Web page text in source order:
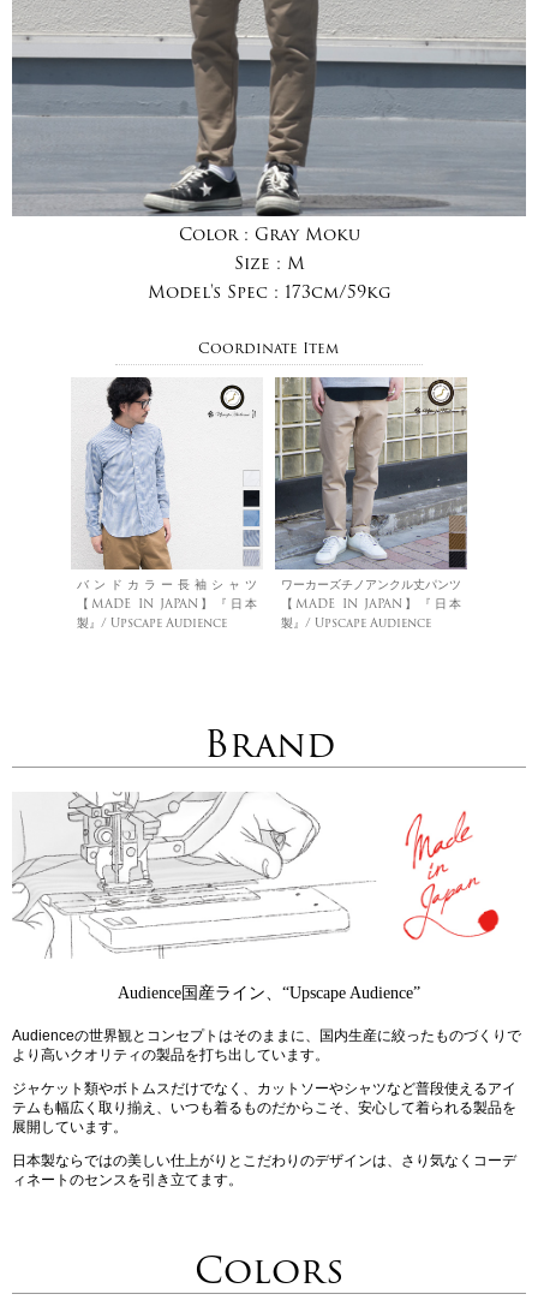
Color : Gray Moku
Size : M
Model's Spec : 173cm/59kg
Coordinate Item
バンドカラー長袖シャツ
【MADE IN JAPAN】『日本
製』/ Upscape Audience
ワーカーズチノアンクル丈パンツ
【MADE IN JAPAN】『日本
製』/ Upscape Audience
Brand
Audience国産ライン、“Upscape Audience”
Audienceの世界観とコンセプトはそのままに、国内生産に絞ったものづくりで
より高いクオリティの製品を打ち出しています。
ジャケット類やボトムスだけでなく、カットソーやシャツなど普段使えるアイ
テムも幅広く取り揃え、いつも着るものだからこそ、安心して着られる製品を
展開しています。
日本製ならではの美しい仕上がりとこだわりのデザインは、さり気なくコーデ
ィネートのセンスを引き立てます。
Colors